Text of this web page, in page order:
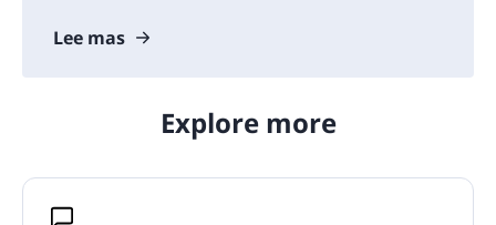
Lee mas
Explore more